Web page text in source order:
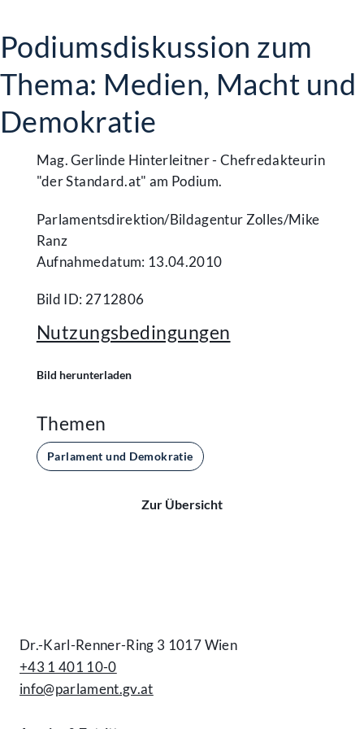
Podiumsdiskussion zum
Thema: Medien, Macht und
Demokratie
Mag. Gerlinde Hinterleitner - Chefredakteurin
"der Standard.at" am Podium.
Parlamentsdirektion/​Bildagentur Zolles/​Mike
Ranz
Aufnahmedatum: 13.04.2010
Bild ID: 2712806
Nutzungsbedingungen
Bild herunterladen
Themen
Parlament und Demokratie
Zur Übersicht
Dr.-Karl-Renner-Ring 3 1017 Wien
+43 1 401 10-0
info@parlament.gv.at